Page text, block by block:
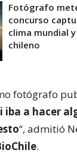
Fotógrafo
concurso
clima mundial
chileno
fotógrafo
iba a hacer
“, admitió
.